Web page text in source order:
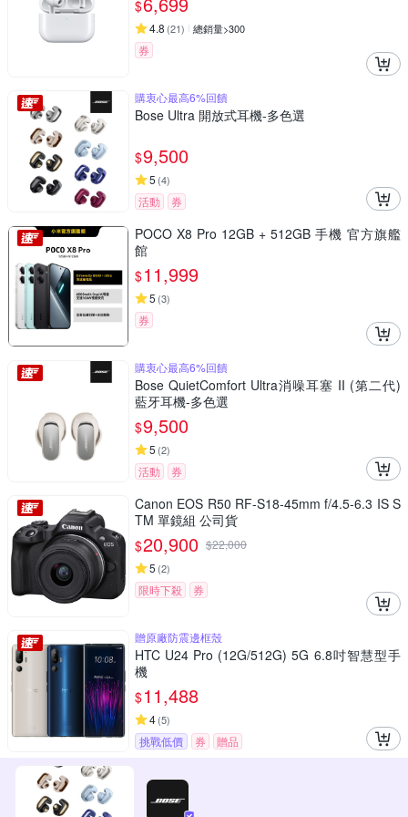
$
4.8 (21) 總銷量>300
券
購衷心最高6%回饋
Bose Ultra 開放式耳機-多色選
$9,500
5 (4)
活動 券
POCO X8 Pro 12GB + 512GB 手機 官方旗艦
館
$11,999
5 (3)
券
購衷心最高6%回饋
Bose QuietComfort Ultra消噪耳塞 II (第二代)
藍牙耳機-多色選
$9,500
5 (2)
活動 券
Canon EOS R50 RF-S18-45mm f/4.5-6.3 IS S
TM 單鏡組 公司貨
$20,900 $22,000
5 (2)
限時下殺 券
贈原廠防震邊框殼
HTC U24 Pro (12G/512G) 5G 6.8吋智慧型手
機
$11,488
4(5)
挑戰低價 券 贈品